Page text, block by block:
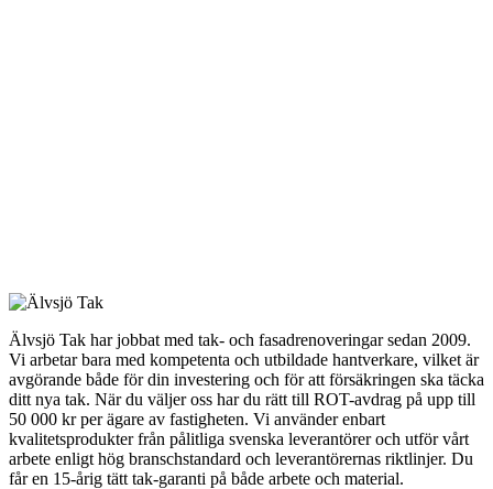
Älvsjö Tak har jobbat med tak- och fasadrenoveringar sedan 2009.
Vi arbetar bara med kompetenta och utbildade hantverkare, vilket är
avgörande både för din investering och för att försäkringen ska täcka
ditt nya tak. När du väljer oss har du rätt till ROT-avdrag på upp till
50 000 kr per ägare av fastigheten. Vi använder enbart
kvalitetsprodukter från pålitliga svenska leverantörer och utför vårt
arbete enligt hög branschstandard och leverantörernas riktlinjer. Du
får en 15-årig tätt tak-garanti på både arbete och material.